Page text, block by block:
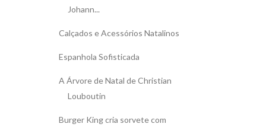
Johann...
Calçados e Acessórios Natalinos
Espanhola Sofisticada
A Árvore de Natal de Christian
Louboutin
Burger King cria sorvete com